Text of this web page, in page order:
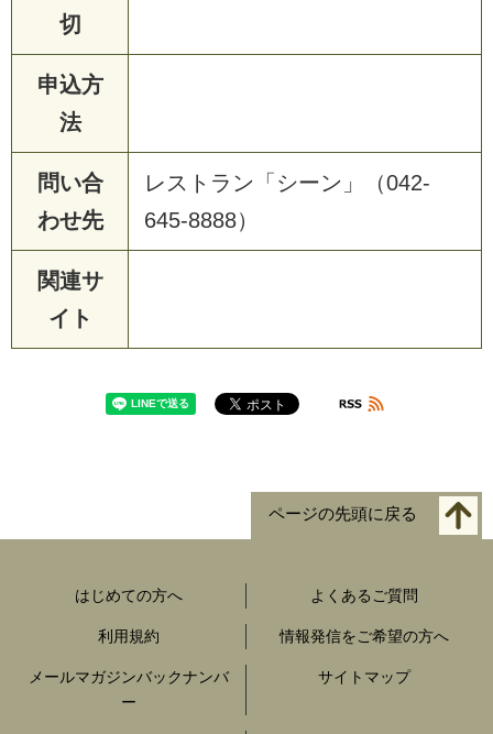
切
申込方
法
問い合
わせ先
レ ス ト ラ ン 「 シーン 」 （042-
645-8888）
関連サ
イト
ページの先頭に戻る
はじめての方へ よくあるご質問
利用規約 情報発信をご希望の方へ
メールマガジンバックナンバ
ー
サイトマップ